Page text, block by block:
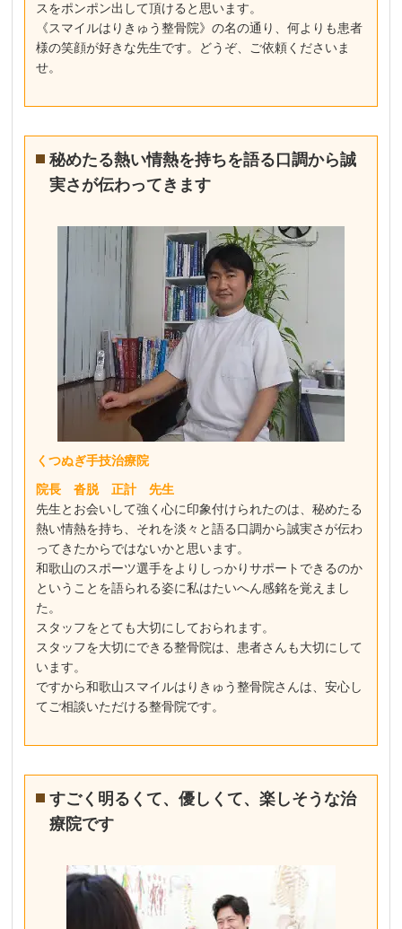
スをポンポン出して頂けると思います。
《スマイルはりきゅう整骨院》の名の通り、何よりも患者
様の笑顔が好きな先生です。どうぞ、ご依頼くださいま
せ。
秘めたる熱い情熱を持ちを語る口調から誠
実さが伝わってきます
くつぬぎ手技治療院
院長 沓脱 正計 先生
先生とお会いして強く心に印象付けられたのは、秘めたる
熱い情熱を持ち、それを淡々と語る口調から誠実さが伝わ
ってきたからではないかと思います。
和歌山のスポーツ選手をよりしっかりサポートできるのか
ということを語られる姿に私はたいへん感銘を覚えまし
た。
スタッフをとても大切にしておられます。
スタッフを大切にできる整骨院は、患者さんも大切にして
います。
ですから和歌山スマイルはりきゅう整骨院さんは、安心し
てご相談いただける整骨院です。
すごく明るくて、優しくて、楽しそうな治
療院です